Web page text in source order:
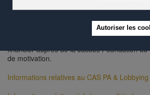
Jacobs et s’engagent en faveur des
Les personnes intéressées doivent
financier auprès de la Jacobs Foundation au
de motivation.
Informations relatives au CAS PA & Lobbying